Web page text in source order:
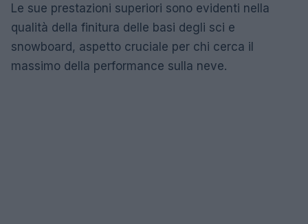
Le sue prestazioni superiori sono evidenti nella
qualità della finitura delle basi degli sci e
snowboard, aspetto cruciale per chi cerca il
massimo della performance sulla neve.